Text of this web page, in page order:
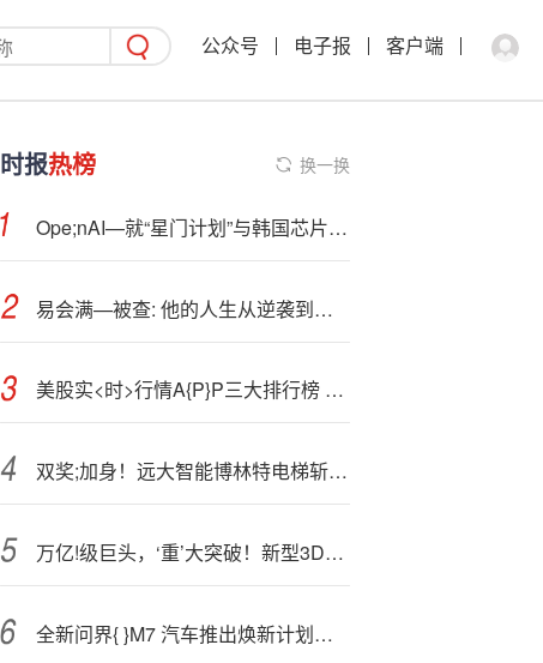
公众号 电子报 客户端
时报热榜 换一换
Ope;nAI—就“星门计划”与韩国芯片巨头达成合作
易会满—被查: 他的人生从逆袭到沦落
美股实<时>行情A{P}P三大排行榜 新浪财经凭“免费+实时”强势领跑！
双奖;加身！远大智能博林特电梯斩获政府采购双项大奖
万亿!级巨头，‘重’大突破！新型3D打印技术曝光，成交最活跃的概念股是它
全新问界{ }M7 汽车推出焕新计划，问界非辅助驾驶版车主增换购享 40000 元减免